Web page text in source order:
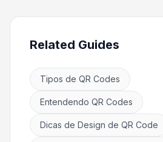
Related Guides
Tipos de QR Codes
Entendendo QR Codes
Dicas de Design de QR Code